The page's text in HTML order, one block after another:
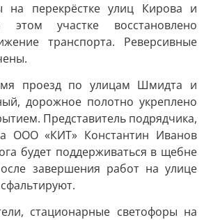
на перекрёстке улиц Кирова и
участке восстановлено
транспорта. Реверсивные
проезд по улицам Шмидта и
дорожное полотно укреплено
Представитель подрядчика,
ООО «КИТ» Константин Иванов
будет поддерживаться в щебне
завершения работ на улице
стационарные светофоры на